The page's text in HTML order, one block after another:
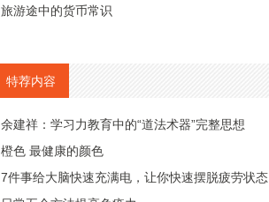
旅游途中的货币常识
特荐内容
余建祥：学习力教育中的“道法术器”完整思想
橙色 最健康的颜色
7件事给大脑快速充满电，让你快速摆脱疲劳状态